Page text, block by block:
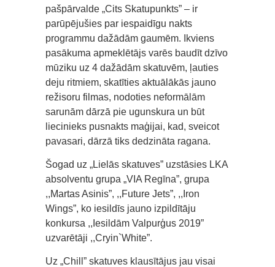
pašpārvalde „Cits Skatupunkts” – ir
parūpējušies par iespaidīgu nakts
programmu dažādām gaumēm. Ikviens
pasākuma apmeklētājs varēs baudīt dzīvo
mūziku uz 4 dažādām skatuvēm, ļauties
deju ritmiem, skatīties aktuālākās jauno
režisoru filmas, nodoties neformālām
sarunām dārzā pie ugunskura un būt
liecinieks pusnakts maģijai, kad, sveicot
pavasari, dārzā tiks dedzināta ragana.
Šogad uz „Lielās skatuves” uzstāsies LKA
absolventu grupa „VIA Regīna”, grupa
,,Martas Asinis”, ,,Future Jets”, ,,Iron
Wings”, ko iesildīs jauno izpildītāju
konkursa ,,Iesildām Valpurģus 2019”
uzvarētāji ,,Cryin`White”.
Uz „Chill” skatuves klausītājus jau visai